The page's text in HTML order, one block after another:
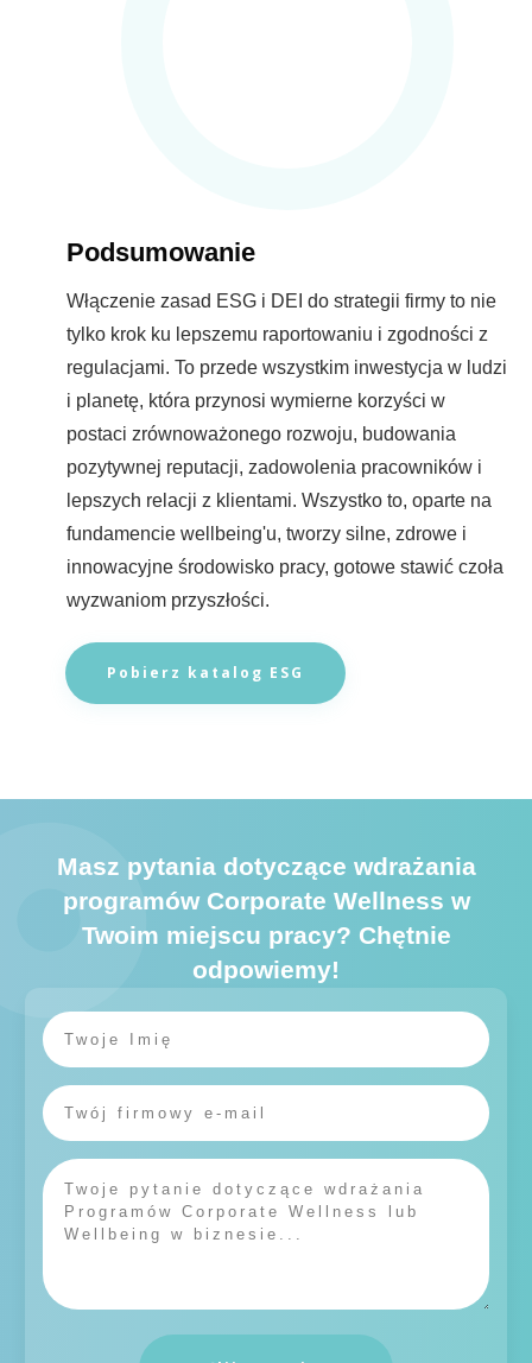
Podsumowanie
Włączenie zasad ESG i DEI do strategii firmy to nie
tylko krok ku lepszemu raportowaniu i zgodności z
regulacjami. To przede wszystkim inwestycja w ludzi
i planetę, która przynosi wymierne korzyści w
postaci zrównoważonego rozwoju, budowania
pozytywnej reputacji, zadowolenia pracowników i
lepszych relacji z klientami. Wszystko to, oparte na
fundamencie wellbeing'u, tworzy silne, zdrowe i
innowacyjne środowisko pracy, gotowe stawić czoła
wyzwaniom przyszłości.
Pobierz katalog ESG
Masz pytania dotyczące wdrażania
programów Corporate Wellness w
Twoim miejscu pracy? Chętnie
odpowiemy!